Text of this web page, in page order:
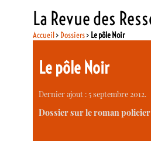
La Revue des
Accueil> Dossiers> Le pôle Noir
Le pôle Noir
Dernier ajout : 5 septembre 2012.
Dossier sur le roman